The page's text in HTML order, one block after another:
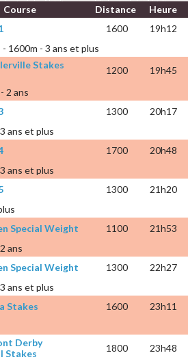
Course
Distance Heure
1600 19h12
1600m - 3 ans et plus
Stakes
1200 19h45
2 ans
1300 20h17
ans et plus
1700 20h48
ans et plus
1300 21h20
Special Weight 1100 21h53
ans
Special Weight 1300 22h27
ans et plus
Stakes 1600 23h11
Derby
Stakes
1800 23h48